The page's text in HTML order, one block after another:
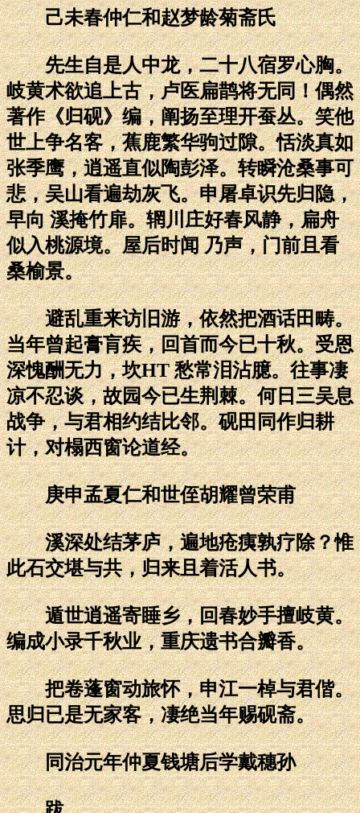
己未春仲仁和赵梦龄菊斋氏
先生自是人中龙，二十八宿罗心胸。
岐黄术欲追上古，卢医扁鹊将无同！偶然
著作《归砚》编，阐扬至理开蚕丛。笑他
世上争名客，蕉鹿繁华驹过隙。恬淡真如
张季鹰，逍遥直似陶彭泽。转瞬沧桑事可
悲，吴山看遍劫灰飞。申屠卓识先归隐，
早向 溪掩竹扉。辋川庄好春风静，扁舟
似入桃源境。屋后时闻 乃声，门前且看
桑榆景。
避乱重来访旧游，依然把酒话田畴。
当年曾起膏肓疾，回首而今已十秋。受恩
深愧酬无力，坎HT 愁常泪沾臆。往事凄
凉不忍谈，故园今已生荆棘。何日三吴息
战争，与君相约结比邻。砚田同作归耕
计，对榻西窗论道经。
庚申孟夏仁和世侄胡耀曾荣甫
溪深处结茅庐，遍地疮痍孰疗除？惟
此石交堪与共，归来且着活人书。
遁世逍遥寄睡乡，回春妙手擅岐黄。
编成小录千秋业，重庆遗书合瓣香。
把卷蓬窗动旅怀，申江一棹与君偕。
思归已是无家客，凄绝当年赐砚斋。
同治元年仲夏钱塘后学戴穗孙